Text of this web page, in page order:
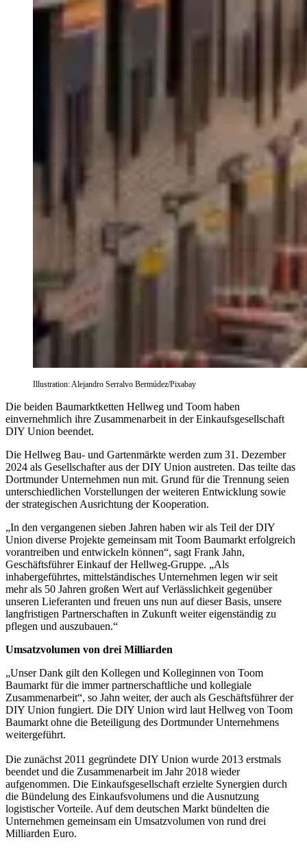
Illustration: Alejandro Serralvo Bermúdez/Pixabay
Die beiden Baumarktketten Hellweg und Toom haben
einvernehmlich ihre Zusammenarbeit in der Einkaufsgesellschaft
DIY Union beendet.
Die Hellweg Bau- und Gartenmärkte werden zum 31. Dezember
2024 als Gesellschafter aus der DIY Union austreten. Das teilte das
Dortmunder Unternehmen nun mit. Grund für die Trennung seien
unterschiedlichen Vorstellungen der weiteren Entwicklung sowie
der strategischen Ausrichtung der Kooperation.
„In den vergangenen sieben Jahren haben wir als Teil der DIY
Union diverse Projekte gemeinsam mit Toom Baumarkt erfolgreich
vorantreiben und entwickeln können“, sagt Frank Jahn,
Geschäftsführer Einkauf der Hellweg-Gruppe. „Als
inhabergeführtes, mittelständisches Unternehmen legen wir seit
mehr als 50 Jahren großen Wert auf Verlässlichkeit gegenüber
unseren Lieferanten und freuen uns nun auf dieser Basis, unsere
langfristigen Partnerschaften in Zukunft weiter eigenständig zu
pflegen und auszubauen.“
Umsatzvolumen von drei Milliarden
„Unser Dank gilt den Kollegen und Kolleginnen von Toom
Baumarkt für die immer partnerschaftliche und kollegiale
Zusammenarbeit“, so Jahn weiter, der auch als Geschäftsführer der
DIY Union fungiert. Die DIY Union wird laut Hellweg von Toom
Baumarkt ohne die Beteiligung des Dortmunder Unternehmens
weitergeführt.
Die zunächst 2011 gegründete DIY Union wurde 2013 erstmals
beendet und die Zusammenarbeit im Jahr 2018 wieder
aufgenommen. Die Einkaufsgesellschaft erzielte Synergien durch
die Bündelung des Einkaufsvolumens und die Ausnutzung
logistischer Vorteile. Auf dem deutschen Markt bündelten die
Unternehmen gemeinsam ein Umsatzvolumen von rund drei
Milliarden Euro.